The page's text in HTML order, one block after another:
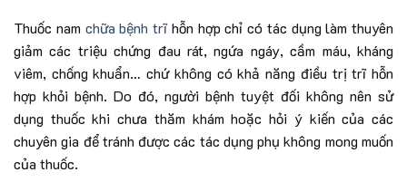
Thuốc nam chữa bệnh trĩhỗn hợp chỉ có tác dụng làm thuyên
giảm các triệu chứng đau rát, ngứa ngáy, cầm máu, kháng
viêm, chống khuẩn… chứ không có khả năng điều trị trĩ hỗn
hợp khỏi bệnh. Do đó, người bệnh tuyệt đối không nên sử
dụng thuốc khi chưa thăm khám hoặc hỏi ý kiến của các
chuyên gia để tránh được các tác dụng phụ không mong muốn
của thuốc.